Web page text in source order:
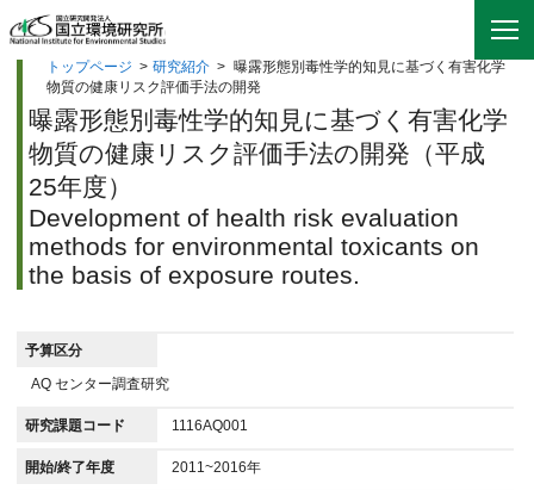
トップページ > 研究紹介 > 曝露形態別毒性学的知見に基づく有害化学
物質の健康リスク評価手法の開発
曝露形態別毒性学的知見に基づく有害化学
物質の健康リスク評価手法の開発（平成
25年度）
Development of health risk evaluation
methods for environmental toxicants on
the basis of exposure routes.
予算区分
AQ センター調査研究
研究課題コード 1116AQ001
開始/終了年度 2011~2016年